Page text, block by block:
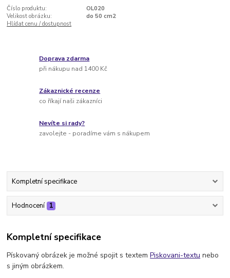
Číslo produktu:
OL020
Velikost obrázku:
do 50 cm2
Hlídat cenu / dostupnost
Doprava zdarma
při nákupu nad 1400 Kč
Zákaznické recenze
co říkají naši zákazníci
Nevíte si rady?
zavolejte - poradíme vám s nákupem
Kompletní specifikace
Hodnocení 1
Kompletní specifikace
Pískovaný obrázek je možné spojit s textemPiskovani-textu nebo
s jiným obrázkem.